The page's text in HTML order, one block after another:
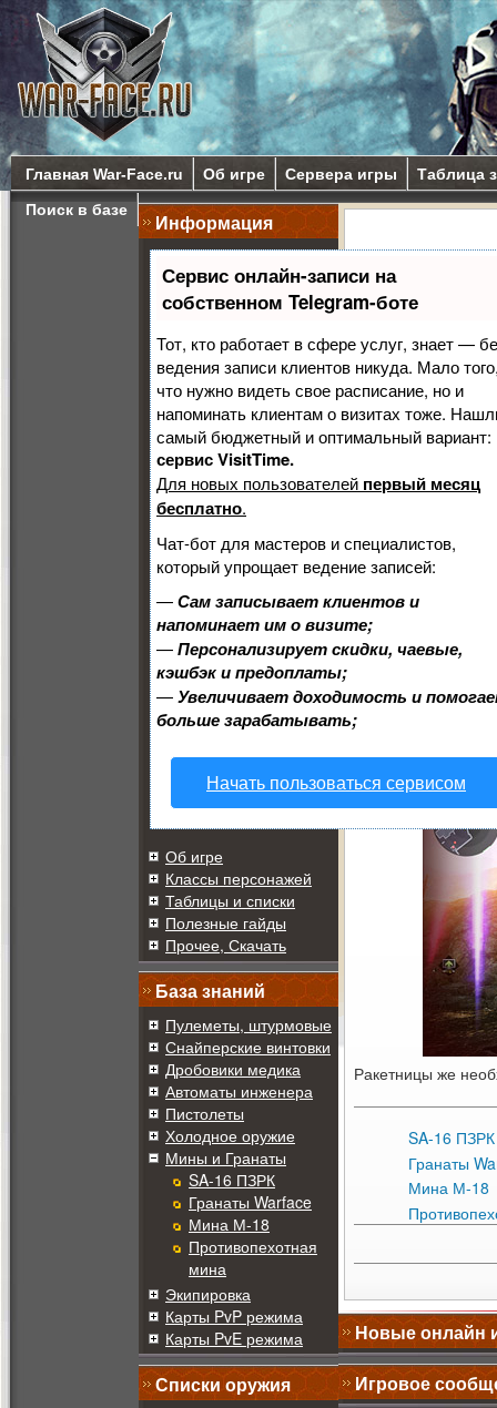
Главная War-Face.ru Об игре Сервера игры
Таблица
Поиск в базе
Информация
Сервис онлайн-записи на
собственном Telegram-боте
Тот, кто работает в сфере услуг, знает —
ведения записи клиентов никуда. Мало
что нужно видеть свое расписание, но и
напоминать клиентам о визитах тоже.
самый бюджетный и оптимальный вариант:
сервис VisitTime.
Для новых пользователей первый месяц
бесплатно.
Чат-бот для мастеров и специалистов,
который упрощает ведение записей:
—Сам записывает клиентов и
напоминает им о визите;
—Персонализирует скидки, чаевые,
кэшбэк и предоплаты;
—Увеличивает доходимость и
больше зарабатывать;
Начать пользоваться сервисом
Об игре
Классы персонажей
Таблицы и списки
Полезные гайды
Прочее, Скачать
База знаний
Пулеметы, штурмовые
Снайперские винтовки
Дробовики медика
Автоматы инженера
Пистолеты
Холодное оружие
Мины и Гранаты
SA-16 ПЗРК
Гранаты Warface
Мина М-18
Противопехотная
мина
Экипировка
Карты PvP режима
Карты PvE режима
Списки оружия
Мины и
Данный раздел
производит
противопехотные
прелести онлайн
могут все бойцы
числе
Ракетницы же
SA-16 ПЗРК
Гранаты
Мина М-18
Новые онлайн
Игровое